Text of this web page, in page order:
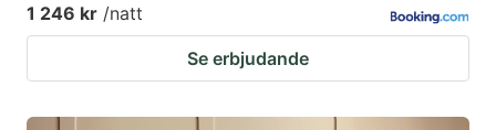
1 246 kr /natt
Se erbjudande